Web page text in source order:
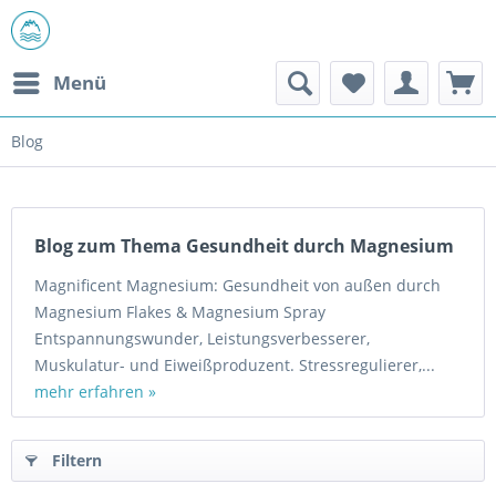
Menü
Blog
Blog zum Thema Gesundheit durch Magnesium
Magnificent Magnesium: Gesundheit von außen durch
Magnesium Flakes & Magnesium Spray
Entspannungswunder, Leistungsverbesserer,
Muskulatur- und Eiweißproduzent. Stressregulierer,...
mehr erfahren »
Filtern